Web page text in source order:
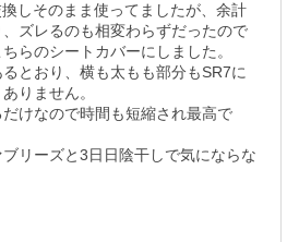
しそのまま使ってましたが、余計
ズレるのも相変わらずだったので
らのシートカバーにしました。
とおり、横も太もも部分もSR7に
りません。
けなので時間も短縮され最高で
リーズと3日日陰干しで気にならな